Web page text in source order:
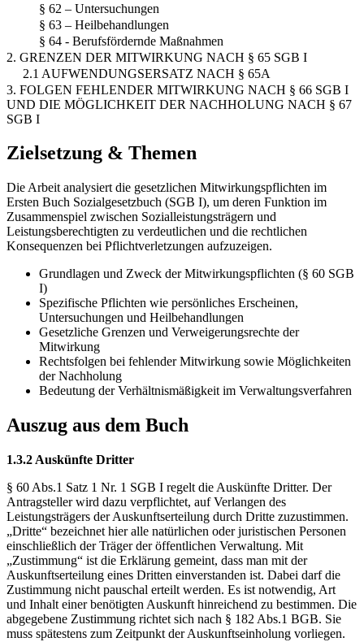
§ 62 – Untersuchungen
§ 63 – Heilbehandlungen
§ 64 - Berufsfördernde Maßnahmen
2. GRENZEN DER MITWIRKUNG NACH § 65 SGB I
2.1 AUFWENDUNGSERSATZ NACH § 65A
3. FOLGEN FEHLENDER MITWIRKUNG NACH § 66 SGB I
UND DIE MÖGLICHKEIT DER NACHHOLUNG NACH § 67
SGB I
Zielsetzung & Themen
Die Arbeit analysiert die gesetzlichen Mitwirkungspflichten im
Ersten Buch Sozialgesetzbuch (SGB I), um deren Funktion im
Zusammenspiel zwischen Sozialleistungsträgern und
Leistungsberechtigten zu verdeutlichen und die rechtlichen
Konsequenzen bei Pflichtverletzungen aufzuzeigen.
Grundlagen und Zweck der Mitwirkungspflichten (§ 60 SGB
I)
Spezifische Pflichten wie persönliches Erscheinen,
Untersuchungen und Heilbehandlungen
Gesetzliche Grenzen und Verweigerungsrechte der
Mitwirkung
Rechtsfolgen bei fehlender Mitwirkung sowie Möglichkeiten
der Nachholung
Bedeutung der Verhältnismäßigkeit im Verwaltungsverfahren
Auszug aus dem Buch
1.3.2 Auskünfte Dritter
§ 60 Abs.1 Satz 1 Nr. 1 SGB I regelt die Auskünfte Dritter. Der
Antragsteller wird dazu verpflichtet, auf Verlangen des
Leistungsträgers der Auskunftserteilung durch Dritte zuzustimmen.
„Dritte“ bezeichnet hier alle natürlichen oder juristischen Personen
einschließlich der Träger der öffentlichen Verwaltung. Mit
„Zustimmung“ ist die Erklärung gemeint, dass man mit der
Auskunftserteilung eines Dritten einverstanden ist. Dabei darf die
Zustimmung nicht pauschal erteilt werden. Es ist notwendig, Art
und Inhalt einer benötigten Auskunft hinreichend zu bestimmen. Die
abgegebene Zustimmung richtet sich nach § 182 Abs.1 BGB. Sie
muss spätestens zum Zeitpunkt der Auskunftseinholung vorliegen.